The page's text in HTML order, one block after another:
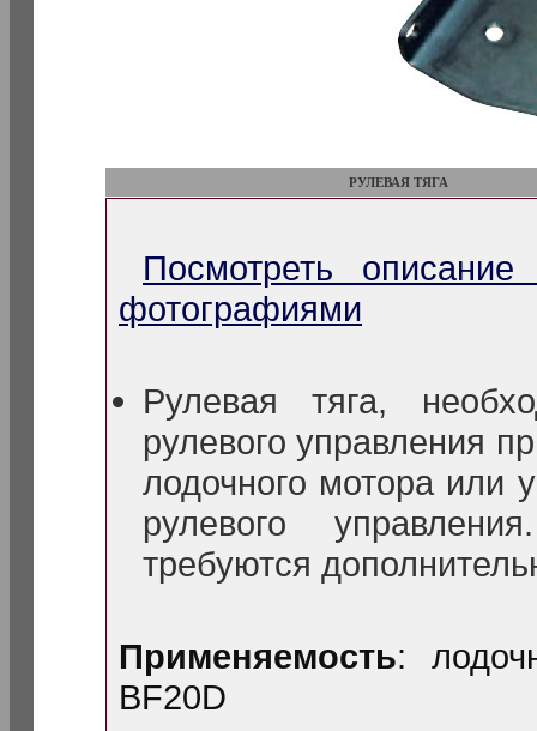
РУЛЕВАЯ ТЯГА
Посмотреть
фотографиями
Рулевая тяга,
рулевого управления
лодочного мотора или
рулевого
требуются
Применяемость:
BF20D